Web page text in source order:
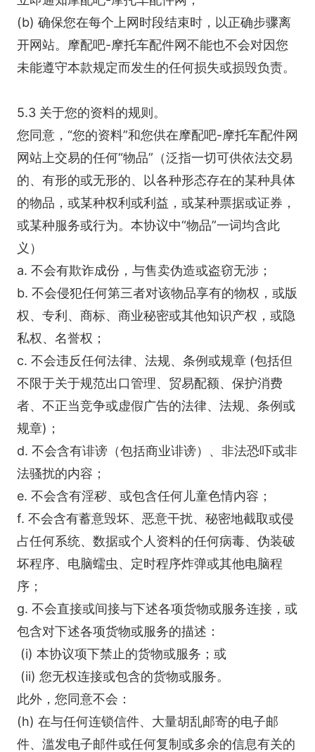
(b) 确保您在每个上网时段结束时，以正确步骤离
开网站。摩配吧-摩托车配件网不能也不会对因您
未能遵守本款规定而发生的任何损失或损毁负责。
5.3 关于您的资料的规则。
您同意，“您的资料”和您供在摩配吧-摩托车配件网
网站上交易的任何“物品”（泛指一切可供依法交易
的、有形的或无形的、以各种形态存在的某种具体
的物品，或某种权利或利益，或某种票据或证券，
或某种服务或行为。本协议中“物品”一词均含此
义）
a. 不会有欺诈成份，与售卖伪造或盗窃无涉；
b. 不会侵犯任何第三者对该物品享有的物权，或版
权、专利、商标、商业秘密或其他知识产权，或隐
私权、名誉权；
c. 不会违反任何法律、法规、条例或规章 (包括但
不限于关于规范出口管理、贸易配额、保护消费
者、不正当竞争或虚假广告的法律、法规、条例或
规章)；
d. 不会含有诽谤（包括商业诽谤）、非法恐吓或非
法骚扰的内容；
e. 不会含有淫秽、或包含任何儿童色情内容；
f. 不会含有蓄意毁坏、恶意干扰、秘密地截取或侵
占任何系统、数据或个人资料的任何病毒、伪装破
坏程序、电脑蠕虫、定时程序炸弹或其他电脑程
序；
g. 不会直接或间接与下述各项货物或服务连接，或
包含对下述各项货物或服务的描述：
(i) 本协议项下禁止的货物或服务；或
(ii) 您无权连接或包含的货物或服务。
此外，您同意不会：
(h) 在与任何连锁信件、大量胡乱邮寄的电子邮
件、滥发电子邮件或任何复制或多余的信息有关的